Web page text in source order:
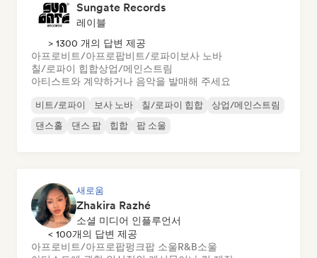
Sungate Records
레이블
> 1300 개의 답변 제공
아프로비트/아프로팝비트/로파이 보사 노바
칠/로파이 힙합상업/메인스트림
아티스트와 계약하거나 음악을 발매해 주세요
비트/로파이 보사 노바 칠/로파이 힙합
상업/메인스트림
댄스홀
댄스 팝 힙합 팝 소울
새로움
Zhakira Razhé
소셜 미디어 인플루언서
< 100개의 답변 제공
아프로비트/아프로팝펑크팝 소울R&B소울